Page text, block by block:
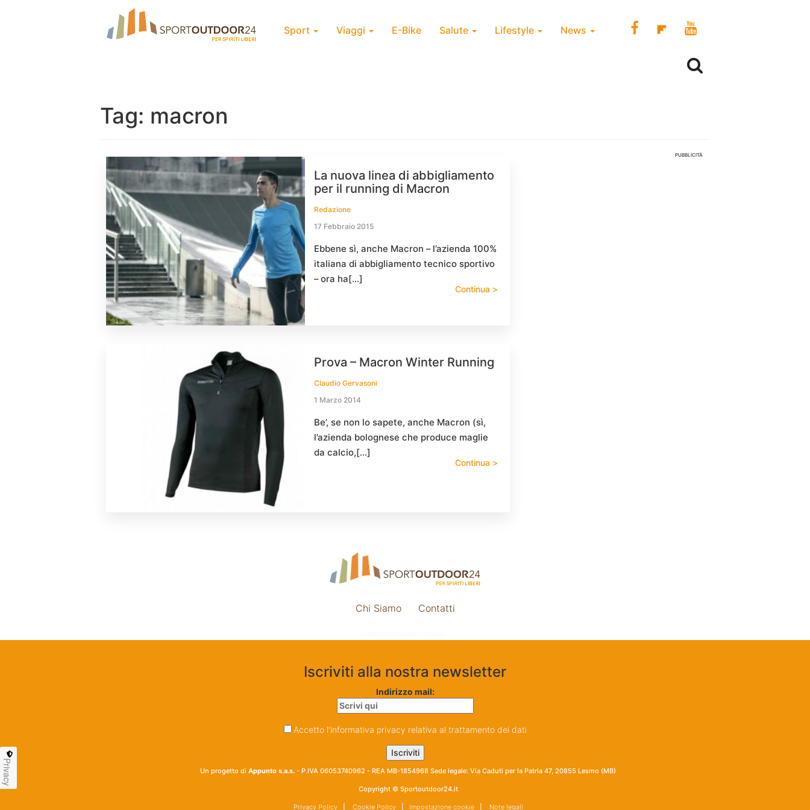
Sport Viaggi E-Bike Salute Lifestyle News
Tag: macron
La nuova linea di abbigliamento
per il running di Macron
Redazione
17 Febbraio 2015
Ebbene sì, anche Macron – l’azienda 100%
italiana di abbigliamento tecnico sportivo
– ora ha[…]
Continua >
Prova – Macron Winter Running
Claudio Gervasoni
1 Marzo 2014
Be’, se non lo sapete, anche Macron (sì,
l’azienda bolognese che produce maglie
da calcio,[…]
Continua >
PUBBLICITÀ
Chi Siamo Contatti
Iscriviti alla nostra newsletter
Indirizzo mail:
Accetto l'informativa privacy relativa al trattamento dei dati
Un progetto di Appunto s.a.s. - P.IVA 06053740962 - REA MB-1854968 Sede legale: Via Caduti per la Patria 47, 20855 Lesmo (MB)
Copyright © Sportoutdoor24.it
Privacy Policy| Cookie Policy| Impostazione cookie| Note legali
Privacy